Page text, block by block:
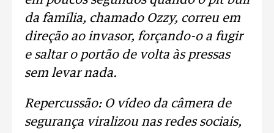
da família, chamado Ozzy, correu em
direção ao invasor, forçando-o a fugir
e saltar o portão de volta às pressas
sem levar nada.
Repercussão: O vídeo da câmera de
segurança viralizou nas redes sociais,